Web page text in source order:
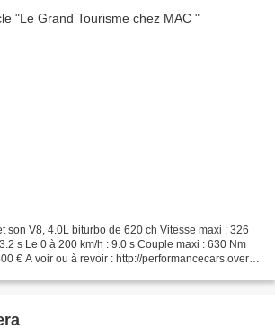
son V8, 4.0L biturbo de 620 ch Vitesse maxi : 326
s Le 0 à 200 km/h : 9.0 s Couple maxi : 630 Nm
€ A voir ou à revoir : http://performancecars.over-